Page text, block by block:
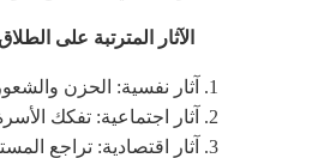
الآثار المترتبة على
آثار نفسية: الحزن
آثار اجتماعية: تفكك
آثار اقتصادية: تراجع